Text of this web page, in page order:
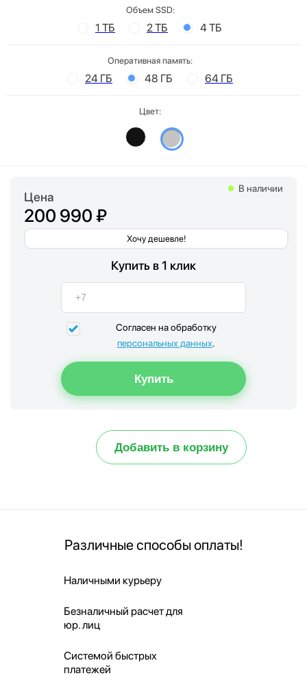
Объем SSD:
1 ТБ 2 ТБ 4 ТБ
Оперативная память:
24 ГБ 48 ГБ 64 ГБ
Цвет:
Цена
200 990 ₽
Хочу дешевле!
В наличии
Купить в 1 клик
Согласен на обработку
персональных данных.
Добавить в корзину
Различные способы оплаты!
Наличными курьеру
Безналичный расчет для
юр. лиц
Системой быстрых
платежей